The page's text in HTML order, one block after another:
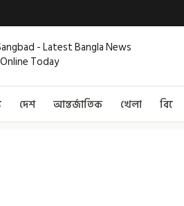
দেশ আন্তর্জাতিক খেলা